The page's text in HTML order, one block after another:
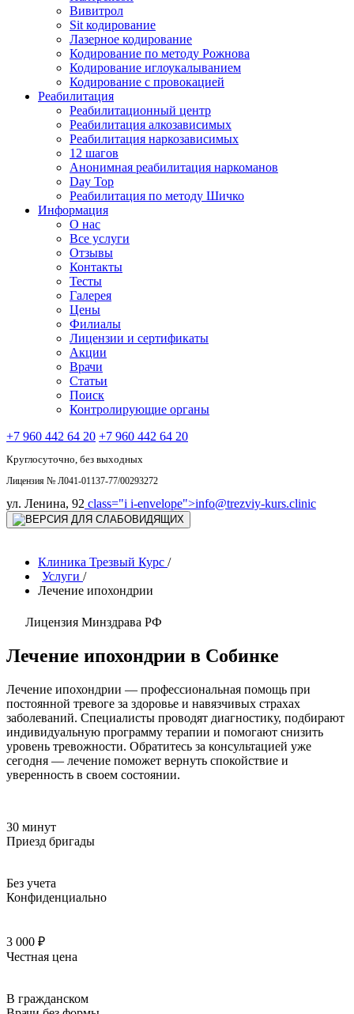
Вивитрол
Sit кодирование
Лазерное кодирование
Кодирование по методу Рожнова
Кодирование иглоукалыванием
Кодирование с провокацией
Реабилитация
Реабилитационный центр
Реабилитация алкозависимых
Реабилитация наркозависимых
12 шагов
Анонимная реабилитация наркоманов
Day Top
Реабилитация по методу Шичко
Информация
О нас
Все услуги
Отзывы
Контакты
Тесты
Галерея
Цены
Филиалы
Лицензии и сертификаты
Акции
Врачи
Статьи
Поиск
Контролирующие органы
+7 960 442 64 20 +7 960 442 64 20
Круглосуточно, без выходных
Лицензия № Л041-01137-77/00293272
ул. Ленина, 92 class="i i-envelope">info@trezviy-kurs.clinic
Клиника Трезвый Курс /
Услуги /
Лечение ипохондрии
Лицензия Минздрава РФ
Лечение ипохондрии в Собинке
Лечение ипохондрии — профессиональная помощь при
постоянной тревоге за здоровье и навязчивых страхах
заболеваний. Специалисты проводят диагностику, подбирают
индивидуальную программу терапии и помогают снизить
уровень тревожности. Обратитесь за консультацией уже
сегодня — лечение поможет вернуть спокойствие и
уверенность в своем состоянии.
30 минут
Приезд бригады
Без учета
Конфиденциально
3 000 ₽
Честная цена
В гражданском